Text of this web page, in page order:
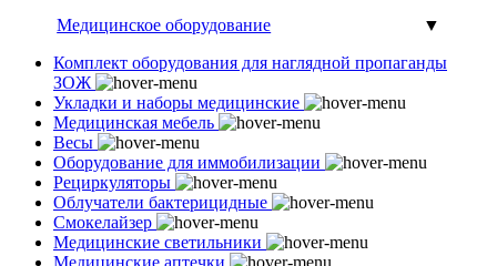
Медицинское оборудование
▼
Комплект оборудования для наглядной пропаганды
ЗОЖ
Укладки и наборы медицинские
Медицинская мебель
Весы
Оборудование для иммобилизации
Рециркуляторы
Облучатели бактерицидные
Смокелайзер
Медицинские светильники
Медицинские аптечки